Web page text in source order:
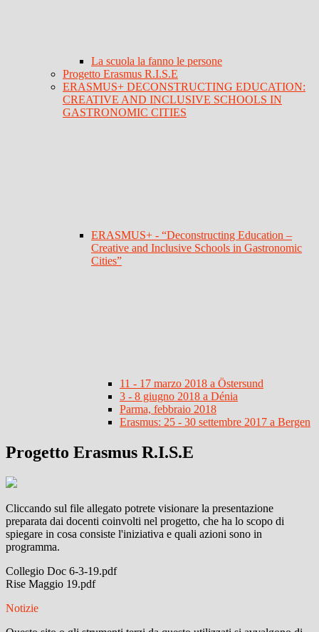
La scuola la fanno le persone
Progetto Erasmus R.I.S.E
ERASMUS+ DECONSTRUCTING EDUCATION:
CREATIVE AND INCLUSIVE SCHOOLS IN
GASTRONOMIC CITIES
ERASMUS+ - “Deconstructing Education –
Creative and Inclusive Schools in Gastronomic
Cities”
11 - 17 marzo 2018 a Östersund
3 - 8 giugno 2018 a Dénia
Parma, febbraio 2018
Erasmus: 25 - 30 settembre 2017 a Bergen
Progetto Erasmus R.I.S.E
Cliccando sul file allegato potrete visionare la presentazione
preparata dai docenti coinvolti nel progetto, che ha lo scopo di
spiegare in cosa consiste l'iniziativa e quali azioni sono in
programma.
Collegio Doc 6-3-19.pdf
Rise Maggio 19.pdf
Notizie